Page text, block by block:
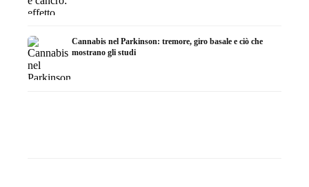
Cannabis nel Parkinson: tremore, giro basale e ciò che
mostrano gli studi